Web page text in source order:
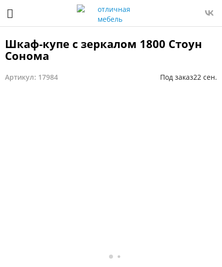
Шкаф-купе с зеркалом 1800 Стоун
Сонома
Артикул: 17984 Под заказ22 сен.